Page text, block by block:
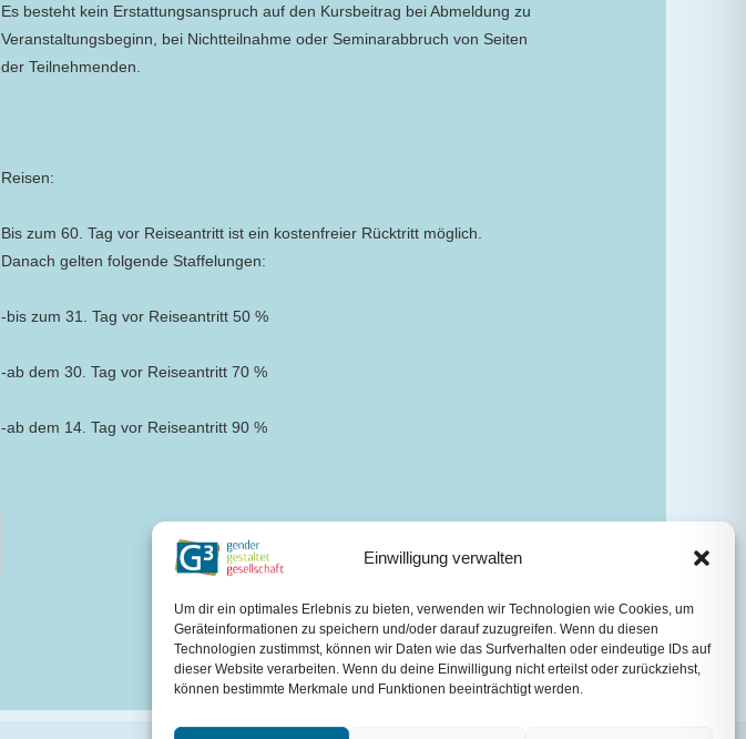
Einwilligung verwalten
Um dir ein optimales Erlebnis zu bieten, verwenden wir Technologien wie Cookies, um
Geräteinformationen zu speichern und/oder darauf zuzugreifen. Wenn du diesen
Technologien zustimmst, können wir Daten wie das Surfverhalten oder eindeutige IDs auf
dieser Website verarbeiten. Wenn du deine Einwilligung nicht erteilst oder zurückziehst,
können bestimmte Merkmale und Funktionen beeinträchtigt werden.
Es besteht kein Erstattungsanspruch auf den Kursbeitrag bei Abmeldung zu
Veranstaltungsbeginn, bei Nichtteilnahme oder Seminarabbruch von Seiten
der Teilnehmenden.
Reisen:
Bis zum 60. Tag vor Reiseantritt ist ein kostenfreier Rücktritt möglich.
Danach gelten folgende Staffelungen:
-bis zum 31. Tag vor Reiseantritt 50 %
-ab dem 30. Tag vor Reiseantritt 70 %
-ab dem 14. Tag vor Reiseantritt 90 %